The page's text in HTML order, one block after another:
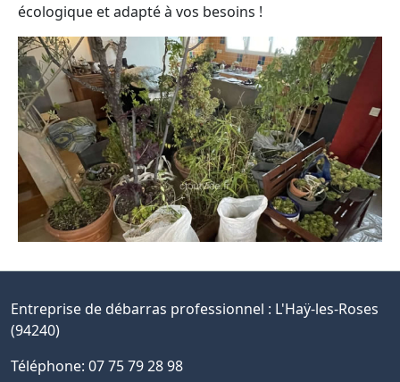
écologique et adapté à vos besoins !
Entreprise de débarras professionnel : L'Haÿ-les-Roses
(94240)
Téléphone: 07 75 79 28 98